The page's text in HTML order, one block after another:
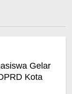
Gelar
Kota